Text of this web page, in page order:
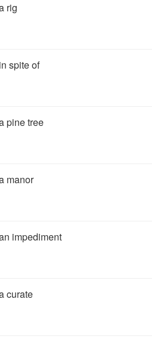
rig
in spite of
pine tree
manor
impediment
curate